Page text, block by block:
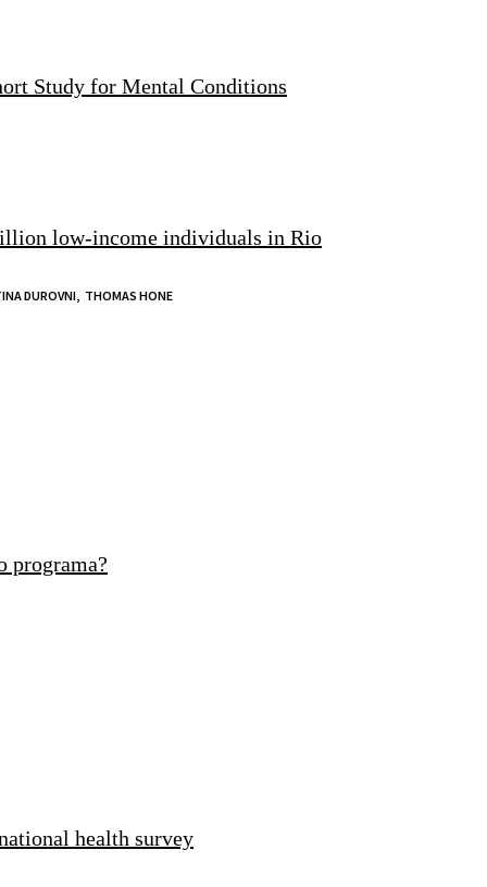
Study for Mental Conditions
low-income individuals in Rio
DUROVNI, THOMAS HONE
programa?
health survey